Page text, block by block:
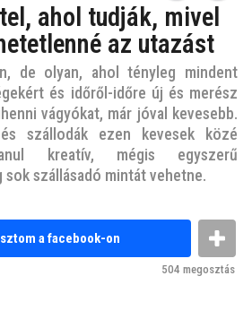
ahol tudják, mivel
az utazást
de olyan, ahol tényleg mindent
és időről-időre új és merész
vágyókat, már jóval kevesebb.
szállodák ezen kevesek közé
kreatív, mégis egyszerű
sok szállásadó mintát vehetne.
a facebook-on
504 megosztás